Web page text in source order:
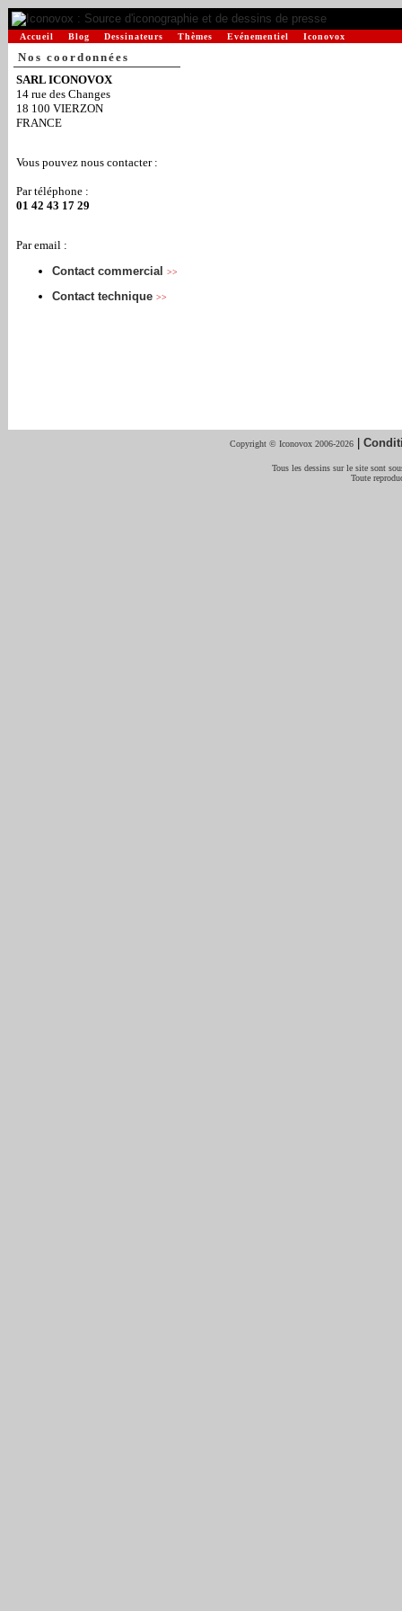
Accueil Blog Dessinateurs Thèmes Evénementiel Iconovox
Nos coordonnées
SARL ICONOVOX
14 rue des Changes
18 100 VIERZON
FRANCE
Vous pouvez nous contacter :
Par téléphone :
01 42 43 17 29
Par email :
Contact commercial
>>
Contact technique >>
Copyright © Iconovox 2006-2026 |
Tous les dessins sur le site sont
Toute